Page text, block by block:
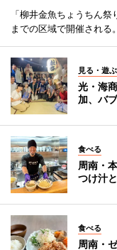
「柳井金魚ちょうちん
までの区域で開催される。
見る・遊ぶ
光・海
加、バ
食べる
周南・
つけ汁
食べる
周南・